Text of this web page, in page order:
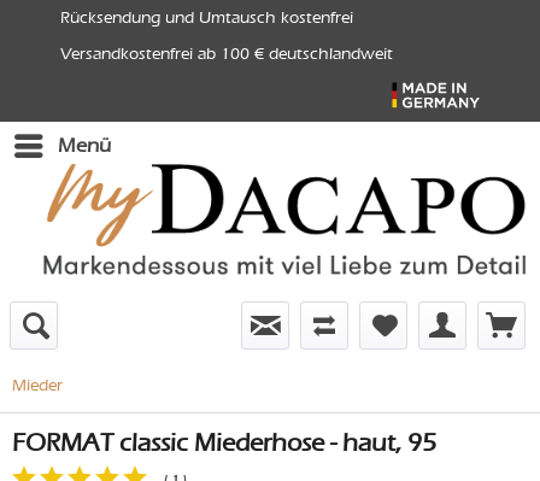
Rücksendung und Umtausch kostenfrei
Versandkostenfrei ab 100 € deutschlandweit
Menü
Mieder
FORMAT classic Miederhose - haut, 95